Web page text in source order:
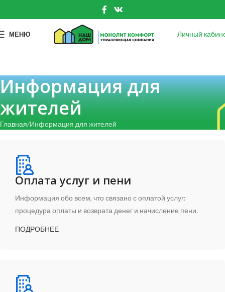
МЕНЮ Личный
Информация для
жителей
Главная Информация для жителей
Оплата услуг и пени
Информация обо всем, что связано с оплатой услуг:
процедура оплаты и возврата денег и начисление пени.
ПОДРОБНЕЕ